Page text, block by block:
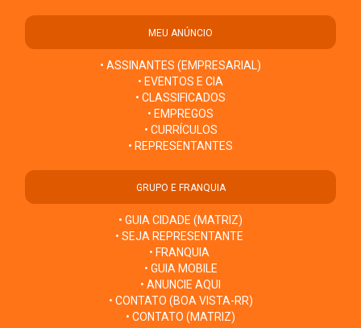
MEU ANÚNCIO
• ASSINANTES (EMPRESARIAL)
• EVENTOS E CIA
• CLASSIFICADOS
• EMPREGOS
• CURRÍCULOS
• REPRESENTANTES
GRUPO E FRANQUIA
• GUIA CIDADE (MATRIZ)
• SEJA REPRESENTANTE
• FRANQUIA
• GUIA MOBILE
• ANUNCIE AQUI
• CONTATO (BOA VISTA-RR)
• CONTATO (MATRIZ)